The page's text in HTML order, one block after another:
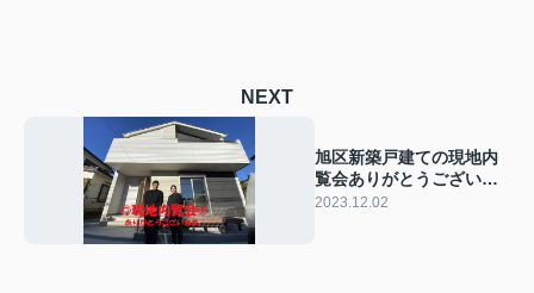
NEXT
旭区新築戸建ての現地内
覧会ありがとうございま
す。
2023.12.02